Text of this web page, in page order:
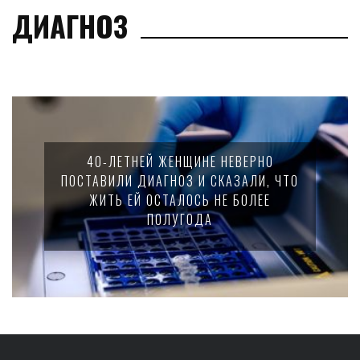
ДИАГНОЗ
40-ЛЕТНЕЙ ЖЕНЩИНЕ НЕВЕРНО
ПОСТАВИЛИ ДИАГНОЗ И СКАЗАЛИ, ЧТО
ЖИТЬ ЕЙ ОСТАЛОСЬ НЕ БОЛЕЕ
ПОЛУГОДА